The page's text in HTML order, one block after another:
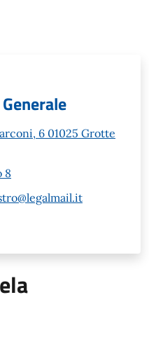
6 01025 Grotte
8